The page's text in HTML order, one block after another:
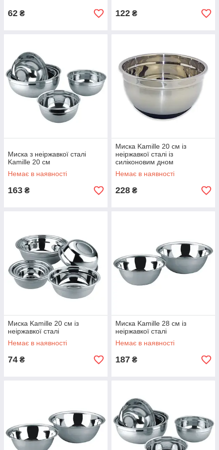
62 ₴ 122 ₴
Миска з неіржавкої сталі
Kamille 20 см
Немає в наявності
163 ₴
Миска Kamille 20 см із
неіржавкої сталі із
силіконовим дном
Немає в наявності
228 ₴
Миска Kamille 20 см із
неіржавкої сталі
Немає в наявності
74 ₴
Миска Kamille 28 см із
неіржавкої сталі
Немає в наявності
187 ₴